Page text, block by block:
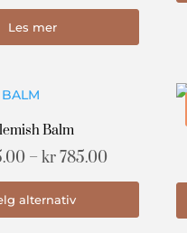
Les mer
Balm
– kr785.00Prisområde:
kr 385.00
alternativ
Dette